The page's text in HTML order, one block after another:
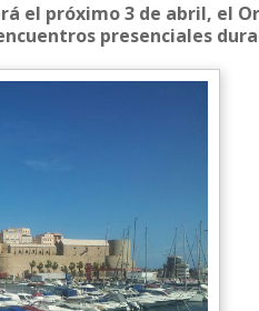
el próximo 3 de abril, el
presenciales